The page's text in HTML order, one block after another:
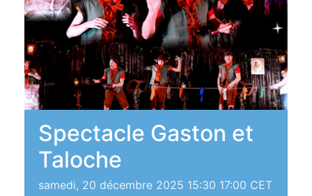
Spectacle Gaston et
Taloche
samedi, 20 décembre 2025 15:30 17:00 CET